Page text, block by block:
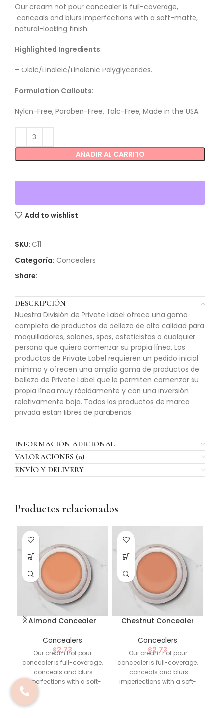
Our cream hot pour concealer is full-coverage,
conceals and blurs imperfections with a soft-matte,
natural-looking finish.
Highlighted Ingredients:
– Oleic/Linoleic/Linolenic Polyglycerides.
Formulation Callouts:
Nylon-Free, Paraben-Free, Talc-Free, Made in the USA.
AÑADIR AL CARRITO
Add to wishlist
SKU: C11
Categoría: Concealers
Share:
DESCRIPCIÓN
Nuestra División de Private Label ofrece una gama
completa de productos de belleza de alta calidad para
maquilladores, salones, spas, esteticistas o cualquier
persona que quiera comenzar su propia línea. Los
productos de Private Label requieren un pedido inicial
mínimo y ofrecen una amplia gama de productos de
belleza de Private Label que le permiten comenzar su
propia línea muy rápidamente y con una inversión
relativamente baja. Todos los productos de marca
privada están libres de parabenos.
INFORMACIÓN ADICIONAL
VALORACIONES (0)
ENVÍO Y DELIVERY
Productos relacionados
Almond Concealer
Concealers
$2.73
Our cream hot pour
concealer is full-coverage,
conceals and blurs
imperfections with a soft-
matte, natural-looking
finish.
Chestnut Concealer
Concealers
$2.73
Our cream hot pour
concealer is full-coverage,
conceals and blurs
imperfections with a soft-